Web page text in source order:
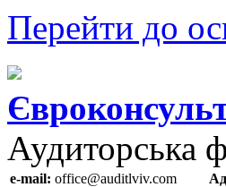
Перейти до
Аудиторська
e-mail: office@auditlviv.com